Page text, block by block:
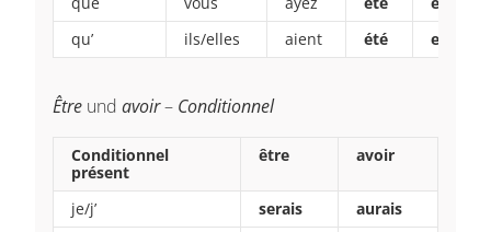
qu’
ils/elles aient été eu
Être und avoir– Conditionnel
Conditionnel
présent
être avoir
je/j’ serais
aurais